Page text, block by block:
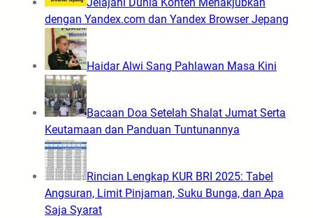
dengan Yandex.com dan Yandex Browser Jepang
Haidar Alwi Sang Pahlawan Masa Kini
Bacaan Doa Setelah Shalat Jumat Serta
Keutamaan dan Panduan Tuntunannya
Rincian Lengkap KUR BRI 2025: Tabel
Angsuran, Limit Pinjaman, Suku Bunga, dan Apa
Saja Syarat